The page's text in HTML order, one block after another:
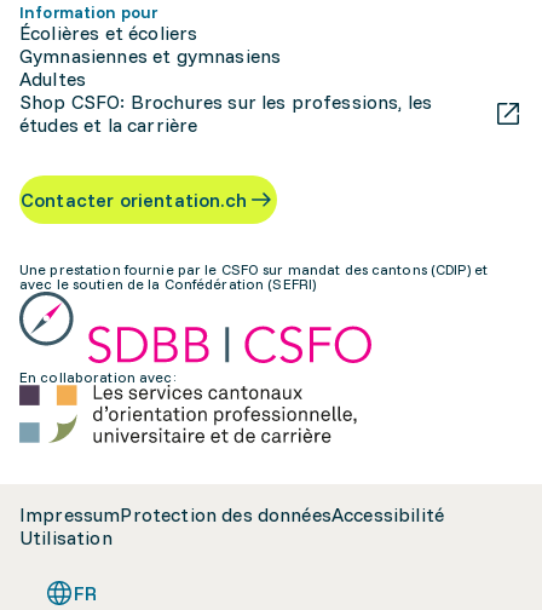
Information pour
Écolières et écoliers
Gymnasiennes et gymnasiens
Adultes
Shop CSFO: Brochures sur les professions, les
études et la carrière
Contacter orientation.ch
Une prestation fournie par le CSFO sur mandat des cantons (CDIP) et
avec le soutien de la Confédération (SEFRI)
En collaboration avec:
ImpressumProtection des donnéesAccessibilité
Utilisation
FR